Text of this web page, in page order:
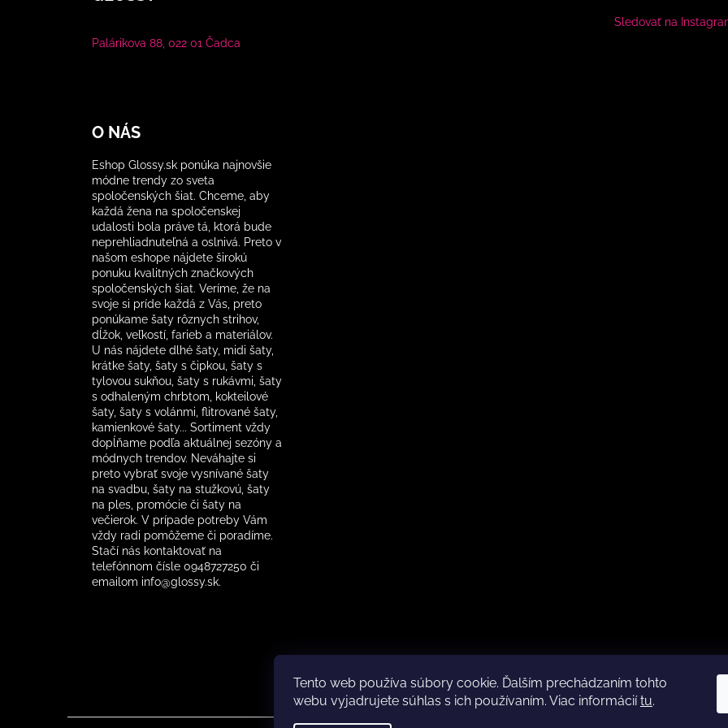
Tento web používa súbory cookie. Ďalším prechádzaním tohto
webu vyjadrujete súhlas s ich používaním. Viac informáciítu.
Palárikova 88, 022 01 Čadca
Sledovať na
O NÁS
Eshop Glossy.sk ponúka najnovšie
módne trendy zo sveta
spoločenských šiat. Chceme, aby
každá žena na spoločenskej
udalosti bola práve tá, ktorá bude
neprehliadnuteľná a oslnivá. Preto v
našom eshope nájdete širokú
ponuku kvalitných značkových
spoločenských šiat. Veríme, že na
svoje si príde každá z Vás, preto
ponúkame šaty rôznych strihov,
dĺžok, veľkostí, farieb a materiálov.
U nás nájdete dlhé šaty, midi šaty,
krátke šaty, šaty s čipkou, šaty s
tylovou sukňou, šaty s rukávmi, šaty
s odhaleným chrbtom, kokteilové
šaty, šaty s volánmi, flitrované šaty,
kamienkové šaty... Sortiment vždy
dopĺňame podľa aktuálnej sezóny a
módnych trendov. Neváhajte si
preto vybrať svoje vysnívané šaty
na svadbu, šaty na stužkovú, šaty
na ples, promócie či šaty na
večierok. V prípade potreby Vám
vždy radi pomôžeme či poradíme.
Stačí nás kontaktovať na
telefónnom čísle 0948727250 či
emailom info@glossy.sk.
Kamenná predajňa otváracia doba CZ